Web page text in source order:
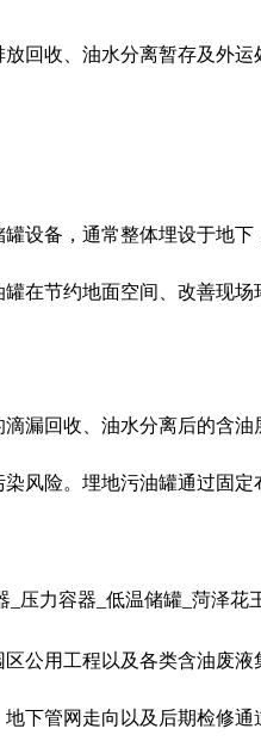
回收、油水分离暂存及外
设备，通常整体埋设于地
在节约地面空间、改善现
漏回收、油水分离后的含
风险。埋地污油罐通过固
公用工程以及各类含油废
下管网走向以及后期检修